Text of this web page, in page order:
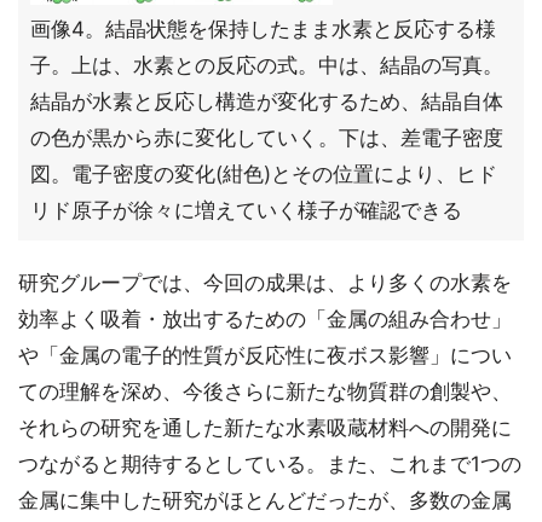
画像4。結晶状態を保持したまま水素と反応する様
子。上は、水素との反応の式。中は、結晶の写真。
結晶が水素と反応し構造が変化するため、結晶自体
の色が黒から赤に変化していく。下は、差電子密度
図。電子密度の変化(紺色)とその位置により、ヒド
リド原子が徐々に増えていく様子が確認できる
研究グループでは、今回の成果は、より多くの水素を
効率よく吸着・放出するための「金属の組み合わせ」
や「金属の電子的性質が反応性に夜ボス影響」につい
ての理解を深め、今後さらに新たな物質群の創製や、
それらの研究を通した新たな水素吸蔵材料への開発に
つながると期待するとしている。また、これまで1つの
金属に集中した研究がほとんどだったが、多数の金属